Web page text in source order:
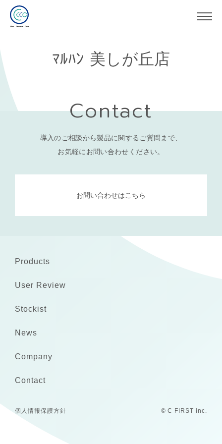
ﾏﾙﾊﾝ 美しが丘店
Contact
導入のご相談から製品に関するご質問まで、
お気軽にお問い合わせください。
お問い合わせはこちら
Products
User Review
Stockist
News
Company
Contact
個人情報保護方針 © C FIRST inc.